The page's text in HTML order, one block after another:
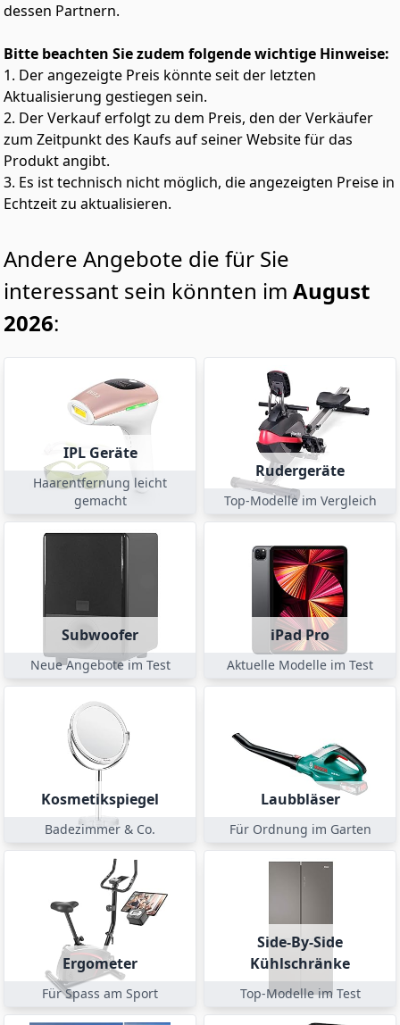
dessen Partnern.
Bitte beachten Sie zudem folgende wichtige Hinweise:
1. Der angezeigte Preis könnte seit der letzten
Aktualisierung gestiegen sein.
2. Der Verkauf erfolgt zu dem Preis, den der Verkäufer
zum Zeitpunkt des Kaufs auf seiner Website für das
Produkt angibt.
3. Es ist technisch nicht möglich, die angezeigten Preise in
Echtzeit zu aktualisieren.
Andere Angebote die für Sie
interessant sein könnten im August
2026:
IPL Geräte
Haarentfernung leicht
gemacht
Rudergeräte
Top-Modelle im Vergleich
Subwoofer
Neue Angebote im Test
iPad Pro
Aktuelle Modelle im Test
Kosmetikspiegel
Badezimmer & Co.
Laubbläser
Für Ordnung im Garten
Ergometer
Für Spass am Sport
Side-By-Side
Kühlschränke
Top-Modelle im Test